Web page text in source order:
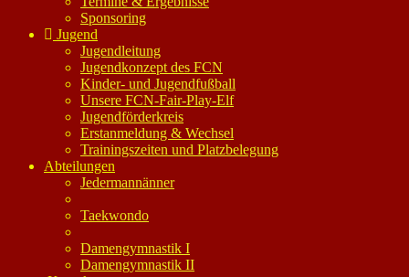
Sponsoring
Jugend
Jugendleitung
Jugendkonzept des FCN
Kinder- und Jugendfußball
Unsere FCN-Fair-Play-Elf
Jugendförderkreis
Erstanmeldung & Wechsel
Trainingszeiten und Platzbelegung
Abteilungen
Jedermannänner
Taekwondo
Damengymnastik I
Damengymnastik II